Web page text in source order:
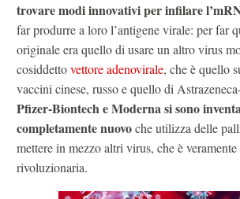
trovare modi innovativi per infilare
far produrre a loro l’antigene virale: per far
originale era quello di usare un altro virus
cosiddettovettore adenovirale, che è quello
vaccini cinese, russo e quello di
Pfizer-Biontech e Moderna si sono
completamente nuovoche utilizza delle
mettere in mezzo altri virus, che è
rivoluzionaria.